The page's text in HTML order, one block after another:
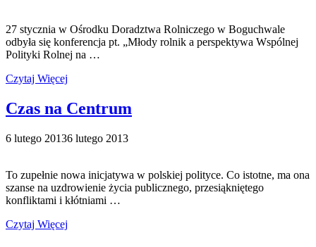
27 stycznia w Ośrodku Doradztwa Rolniczego w Boguchwale
odbyła się konferencja pt. „Młody rolnik a perspektywa Wspólnej
Polityki Rolnej na …
Czytaj Więcej
Czas na Centrum
6 lutego 20136 lutego 2013
To zupełnie nowa inicjatywa w polskiej polityce. Co istotne, ma ona
szanse na uzdrowienie życia publicznego, przesiąkniętego
konfliktami i kłótniami …
Czytaj Więcej